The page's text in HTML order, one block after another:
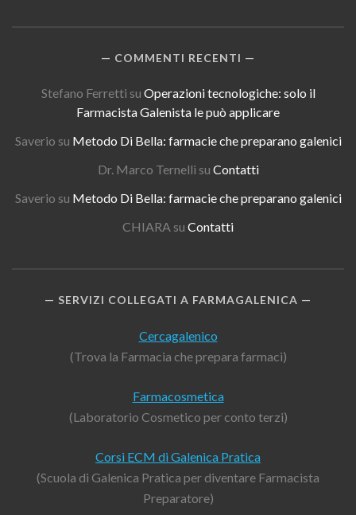
COMMENTI RECENTI
Stefano Ferretti su Operazioni tecnologiche: solo il
Farmacista Galenista le può applicare
Saverio su Metodo Di Bella: farmacie che preparano galenici
Dr. Marco Ternelli su Contatti
Saverio su Metodo Di Bella: farmacie che preparano galenici
CHIARA su Contatti
SERVIZI COLLEGATI A FARMAGALENICA
Cercagalenico
(Trova la Farmacia che prepara farmaci)
Farmacosmetica
(Laboratorio Cosmetico per conto terzi)
Corsi ECM di Galenica Pratica
(Scuola di Galenica Pratica per diventare Farmacista
Preparatore)